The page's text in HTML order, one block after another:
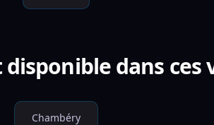
dans ces
Chambéry